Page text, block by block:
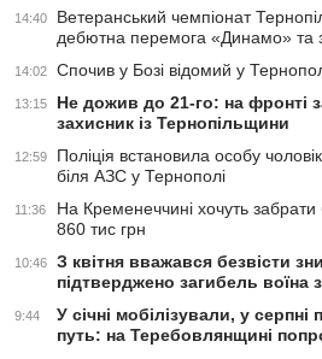
14:40
Ветеранський чемпіонат
дебютна перемога «Динамо» та
14:02 Спочив у Бозі відомий у
13:15
Не дожив до 21-го: на фронті
захисник із Тернопільщини
12:59
Поліція встановила особу
біля АЗС у Тернополі
11:36
На Кременеччині хочуть забрати
860 тис грн
10:46
З квітня вважався безвісти
підтверджено загибель воїна
9:44
У січні мобілізували, у
путь: на Теребовлянщині